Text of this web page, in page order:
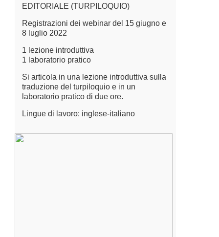
EDITORIALE (TURPILOQUIO)
Registrazioni dei webinar del 15 giugno e
8 luglio 2022
1 lezione introduttiva
1 laboratorio pratico
Si articola in una lezione introduttiva sulla
traduzione del turpiloquio e in un
laboratorio pratico di due ore.
Lingue di lavoro: inglese-italiano